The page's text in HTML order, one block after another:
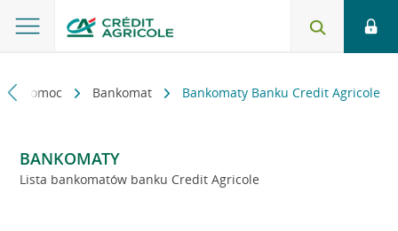
i pomoc Bankomat Bankomaty Banku Credit Agricole
BANKOMATY
Lista bankomatów banku Credit Agricole